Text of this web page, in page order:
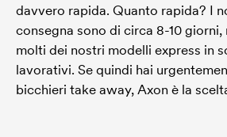
davvero rapida. Quanto rapida? I
consegna sono di circa 8-10
molti dei nostri modelli express in
lavorativi. Se quindi hai
bicchieri take away, Axon è la